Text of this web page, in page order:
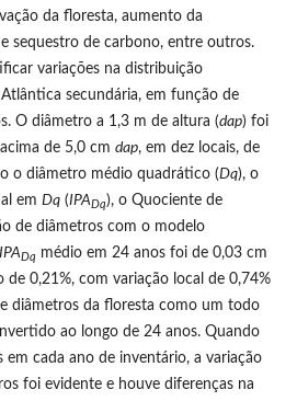
da floresta, aumento da
sequestro de carbono, entre outros.
variações na distribuição
secundária, em função de
O diâmetro a 1,3 m de altura (dap) foi
de 5,0 cm dap, em dez locais, de
o diâmetro médio quadrático (Dq), o
em Dq(IPADq ), o Quociente de
de diâmetros com o modelo
IPADq médio em 24 anos foi de 0,03 cm
de 0,21%, com variação local de 0,74%
diâmetros da floresta como um todo
ao longo de 24 anos. Quando
em cada ano de inventário, a variação
foi evidente e houve diferenças na